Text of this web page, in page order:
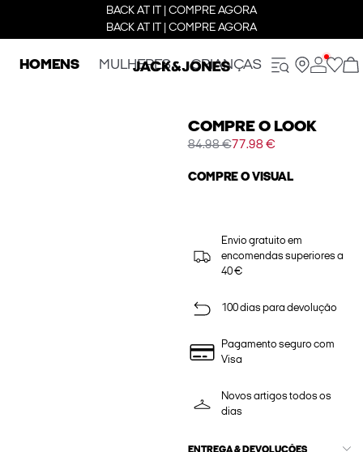
BACK AT IT | COMPRE AGORA
BACK AT IT | COMPRE AGORA
HOMENS MULHERES CRIANÇAS
COMPRE O LOOK
84.98 €77.98 €
COMPRE O VISUAL
Envio gratuito em
encomendas superiores a
40 €
100 dias para devolução
Pagamento seguro com
Visa
Novos artigos todos os
dias